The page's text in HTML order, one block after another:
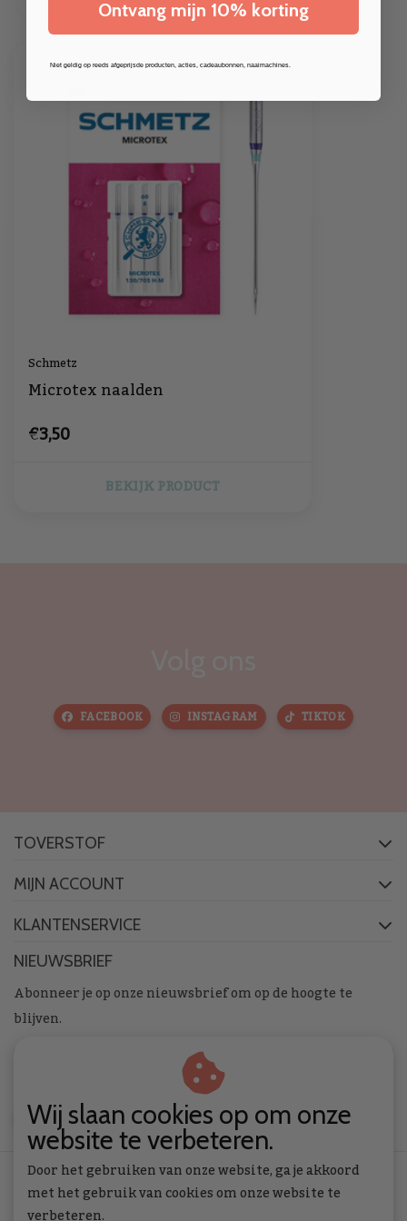
Schmetz
Microtex naalden
€3,50
BEKIJK PRODUCT
FACEBOOK INSTAGRAM TIKTOK
TOVERSTOF
MIJN ACCOUNT
KLANTENSERVICE
NIEUWSBRIEF
Abonneer je op onze nieuwsbrief om op de hoogte te
blijven.
ABONNEER
Wij slaan cookies op om onze
website te verbeteren.
Door het gebruiken van onze website, ga je akkoord
met het gebruik van cookies om onze website te
Ontvang mijn 10% korting
Niet geldig op reeds afgeprijsde producten, acties, cadeaubonnen, naaimachines.